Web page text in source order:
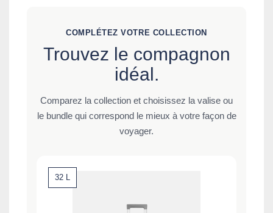
COMPLÉTEZ VOTRE COLLECTION
Trouvez le compagnon
idéal.
Comparez la collection et choisissez la valise ou
le bundle qui correspond le mieux à votre façon de
voyager.
32 L